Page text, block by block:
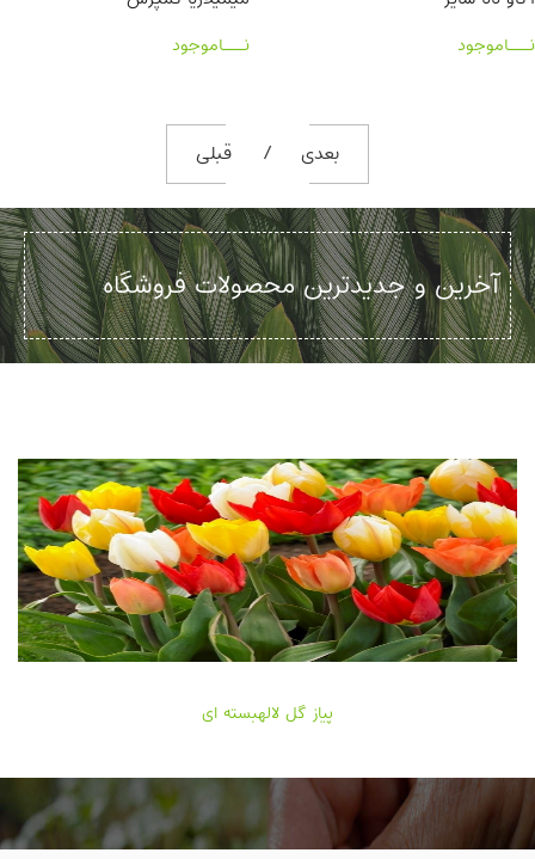
نـــاموجود
نـــاموجود
قبلی بعدی
آخرین و جدیدترین محصولات فروشگاه
پیاز گل لالهبسته ای